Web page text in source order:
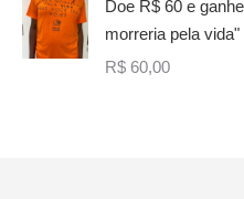
Doe R$ 60 e
morreria pela vida"
R$ 60,00